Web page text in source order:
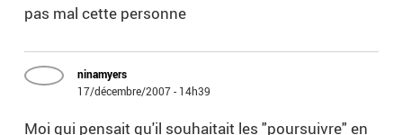
pas mal cette personne
ninamyers
17/décembre/2007 - 14h39
Moi qui pensait qu'il souhaitait les "poursuivre" en